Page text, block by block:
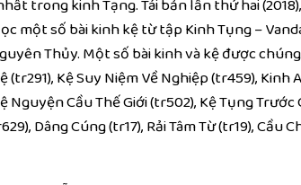
trongkinh Tạng. Tái bản lần thứ hai (2018),
một sốbài kinhkệ từ tập Kinh Tụng –
Thủy. Một sốbài kinhvà kệ được
(tr291), Kệ Suy Niệm Về Nghiệp (tr459), Kinh
Nguyện CầuThế Giới(tr502),Kệ TụngTrước
Dâng Cúng (tr17), RảiTâm Từ(tr19),Cầu